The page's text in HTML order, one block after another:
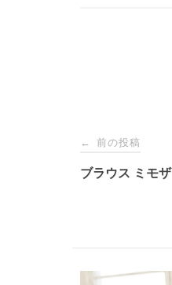
投
稿
← 前の投稿
ブラウス ミモザ